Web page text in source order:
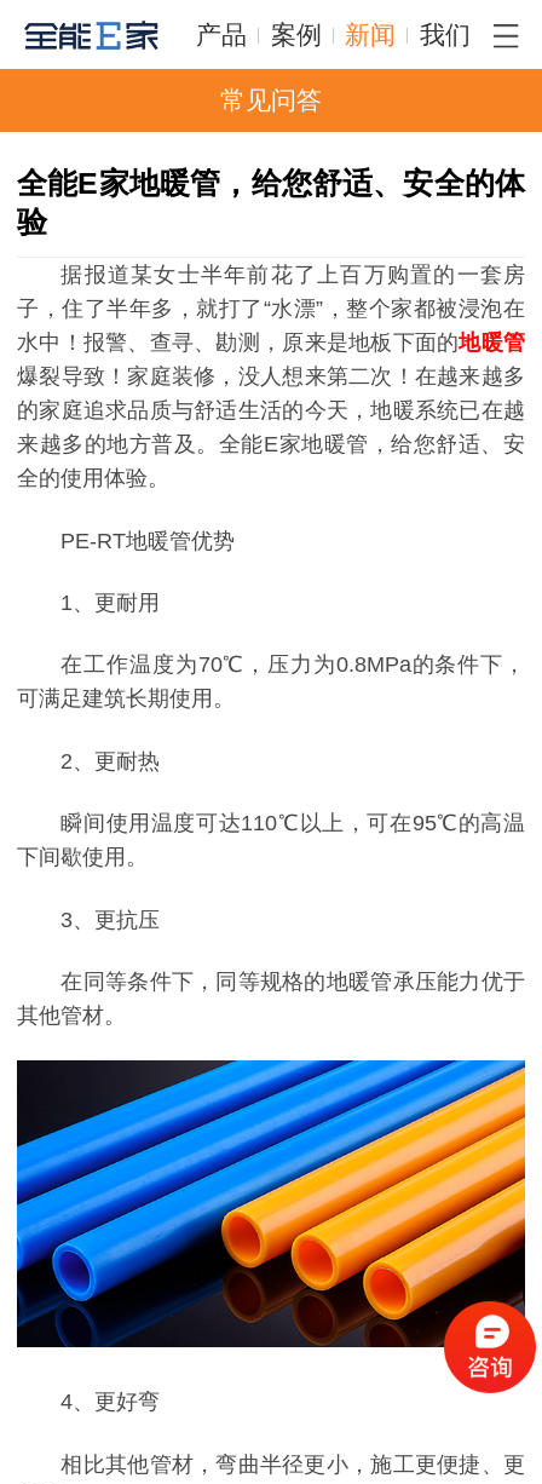
产品 案例 新闻 我们
常见问答
全能E家地暖管，给您舒适、安全的体
验
据报道某女士半年前花了上百万购置的一套房
子，住了半年多，就打了“水漂”，整个家都被浸泡在
水中！报警、查寻、勘测，原来是地板下面的地暖管
爆裂导致！家庭装修，没人想来第二次！在越来越多
的家庭追求品质与舒适生活的今天，地暖系统已在越
来越多的地方普及。全能E家地暖管，给您舒适、安
全的使用体验。
PE-RT地暖管优势
1、更耐用
在工作温度为70℃，压力为0.8MPa的条件下，
可满足建筑长期使用。
2、更耐热
瞬间使用温度可达110℃以上，可在95℃的高温
下间歇使用。
3、更抗压
在同等条件下，同等规格的地暖管承压能力优于
其他管材。
4、更好弯
相比其他管材，弯曲半径更小，施工更便捷、更